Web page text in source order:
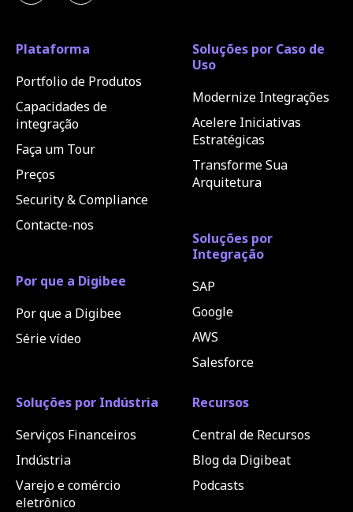
Plataforma
Portfolio de Produtos
Capacidades de
integração
Faça um Tour
Preços
Security & Compliance
Contacte-nos
Por que a Digibee
Por que a Digibee
Série vídeo
Soluções por Caso de
Uso
Modernize Integrações
Acelere Iniciativas
Estratégicas
Transforme Sua
Arquitetura
Soluções por
Integração
SAP
Google
AWS
Salesforce
Soluções por Indústria
Serviços Financeiros
Indústria
Varejo e comércio
eletrônico
Recursos
Central de Recursos
Blog da Digibeat
Podcasts